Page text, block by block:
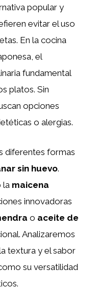
popular y
evitar el uso
En la cocina
el
fundamental
platos. Sin
opciones
o alergias.
diferentes formas
sin huevo.
la maicena
innovadoras
o aceite de
Analizaremos
textura y el sabor
su versatilidad